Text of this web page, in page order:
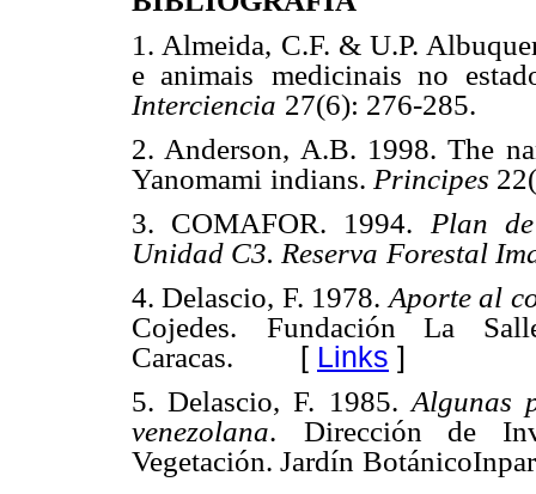
1. Almeida, C.F. & U.P.
e animais medicinais no
Interciencia 27(6): 276-285.
2. Anderson, A.B. 1998. The
Yanomami indians. Principes
3. COMAFOR. 1994. Plan
Unidad C3. Reserva Forestal
4. Delascio, F. 1978. Aporte al
Cojedes.
Fundación La
Caracas. [ Links ]
5. Delascio, F. 1985.Algunas
venezolana.
Dirección de
Vegetación. Jardín